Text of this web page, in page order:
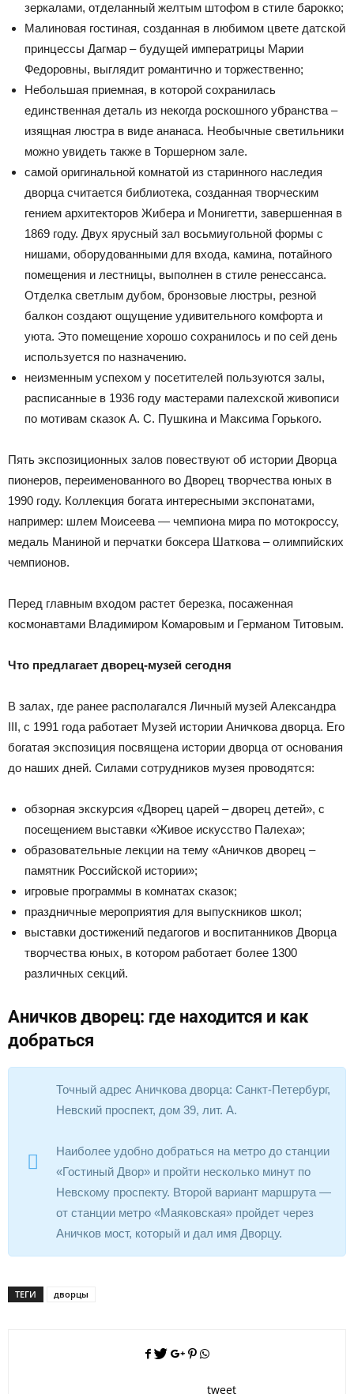
зеркалами, отделанный желтым штофом в стиле барокко;
Малиновая гостиная, созданная в любимом цвете датской
принцессы Дагмар – будущей императрицы Марии
Федоровны, выглядит романтично и торжественно;
Небольшая приемная, в которой сохранилась
единственная деталь из некогда роскошного убранства –
изящная люстра в виде ананаса. Необычные светильники
можно увидеть также в Торшерном зале.
самой оригинальной комнатой из старинного наследия
дворца считается библиотека, созданная творческим
гением архитекторов Жибера и Монигетти, завершенная в
1869 году. Двух ярусный зал восьмиугольной формы с
нишами, оборудованными для входа, камина, потайного
помещения и лестницы, выполнен в стиле ренессанса.
Отделка светлым дубом, бронзовые люстры, резной
балкон создают ощущение удивительного комфорта и
уюта. Это помещение хорошо сохранилось и по сей день
используется по назначению.
неизменным успехом у посетителей пользуются залы,
расписанные в 1936 году мастерами палехской живописи
по мотивам сказок А. С. Пушкина и Максима Горького.
Пять экспозиционных залов повествуют об истории Дворца
пионеров, переименованного во Дворец творчества юных в
1990 году. Коллекция богата интересными экспонатами,
например: шлем Моисеева — чемпиона мира по мотокроссу,
медаль Маниной и перчатки боксера Шаткова – олимпийских
чемпионов.
Перед главным входом растет березка, посаженная
космонавтами Владимиром Комаровым и Германом Титовым.
Что предлагает дворец-музей сегодня
В залах, где ранее располагался Личный музей Александра
III, с 1991 года работает Музей истории Аничкова дворца. Его
богатая экспозиция посвящена истории дворца от основания
до наших дней. Силами сотрудников музея проводятся:
обзорная экскурсия «Дворец царей – дворец детей», с
посещением выставки «Живое искусство Палеха»;
образовательные лекции на тему «Аничков дворец –
памятник Российской истории»;
игровые программы в комнатах сказок;
праздничные мероприятия для выпускников школ;
выставки достижений педагогов и воспитанников Дворца
творчества юных, в котором работает более 1300
различных секций.
Аничков дворец: где находится и как
добраться
Точный адрес Аничкова дворца: Санкт-Петербург,
Невский проспект, дом 39, лит. А.
Наиболее удобно добраться на метро до станции
«Гостиный Двор» и пройти несколько минут по
Невскому проспекту. Второй вариант маршрута —
от станции метро «Маяковская» пройдет через
Аничков мост, который и дал имя Дворцу.
ТЕГИ дворцы
tweet